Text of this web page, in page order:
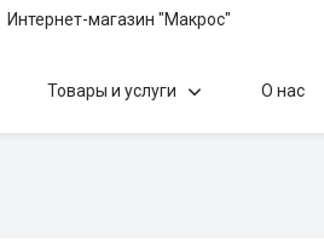
Интернет-магазин "Макрос"
Товары и услуги О нас